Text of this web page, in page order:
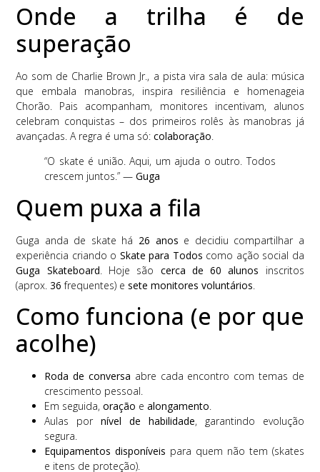
Onde a trilha é de
superação
Ao som de Charlie Brown Jr., a pista vira sala de aula: música
que embala manobras, inspira resiliência e homenageia
Chorão. Pais acompanham, monitores incentivam, alunos
celebram conquistas – dos primeiros rolês às manobras já
avançadas. A regra é uma só:colaboração.
“O skate é união. Aqui, um ajuda o outro. Todos
crescem juntos.” —Guga
Quem puxa a fila
Guga anda de skate há 26 anos e decidiu compartilhar a
experiência criando o Skate para Todos como ação social da
Guga Skateboard. Hoje são cerca de 60 alunos inscritos
(aprox.36 frequentes) esete monitores voluntários.
Como funciona (e por que
acolhe)
Roda de conversa abre cada encontro com temas de
crescimento pessoal.
Em seguida,oração ealongamento.
Aulas pornível de habilidade, garantindo evolução
segura.
Equipamentos disponíveis para quem não tem (skates
e itens de proteção).